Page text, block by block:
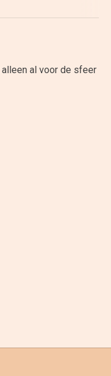
al voor de sfeer